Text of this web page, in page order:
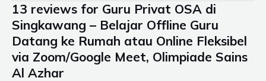
13 reviews for Guru Privat OSA di
Singkawang – Belajar Offline Guru
Datang ke Rumah atau Online Fleksibel
via Zoom/Google Meet, Olimpiade Sains
Al Azhar